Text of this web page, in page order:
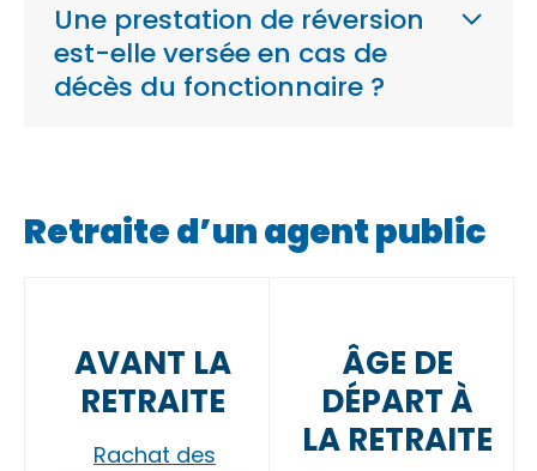
Une prestation de réversion
est-elle versée en cas de
décès du fonctionnaire ?
Retraite d’un agent public
AVANT LA
RETRAITE
Rachat des
ÂGE DE
DÉPART À
LA RETRAITE